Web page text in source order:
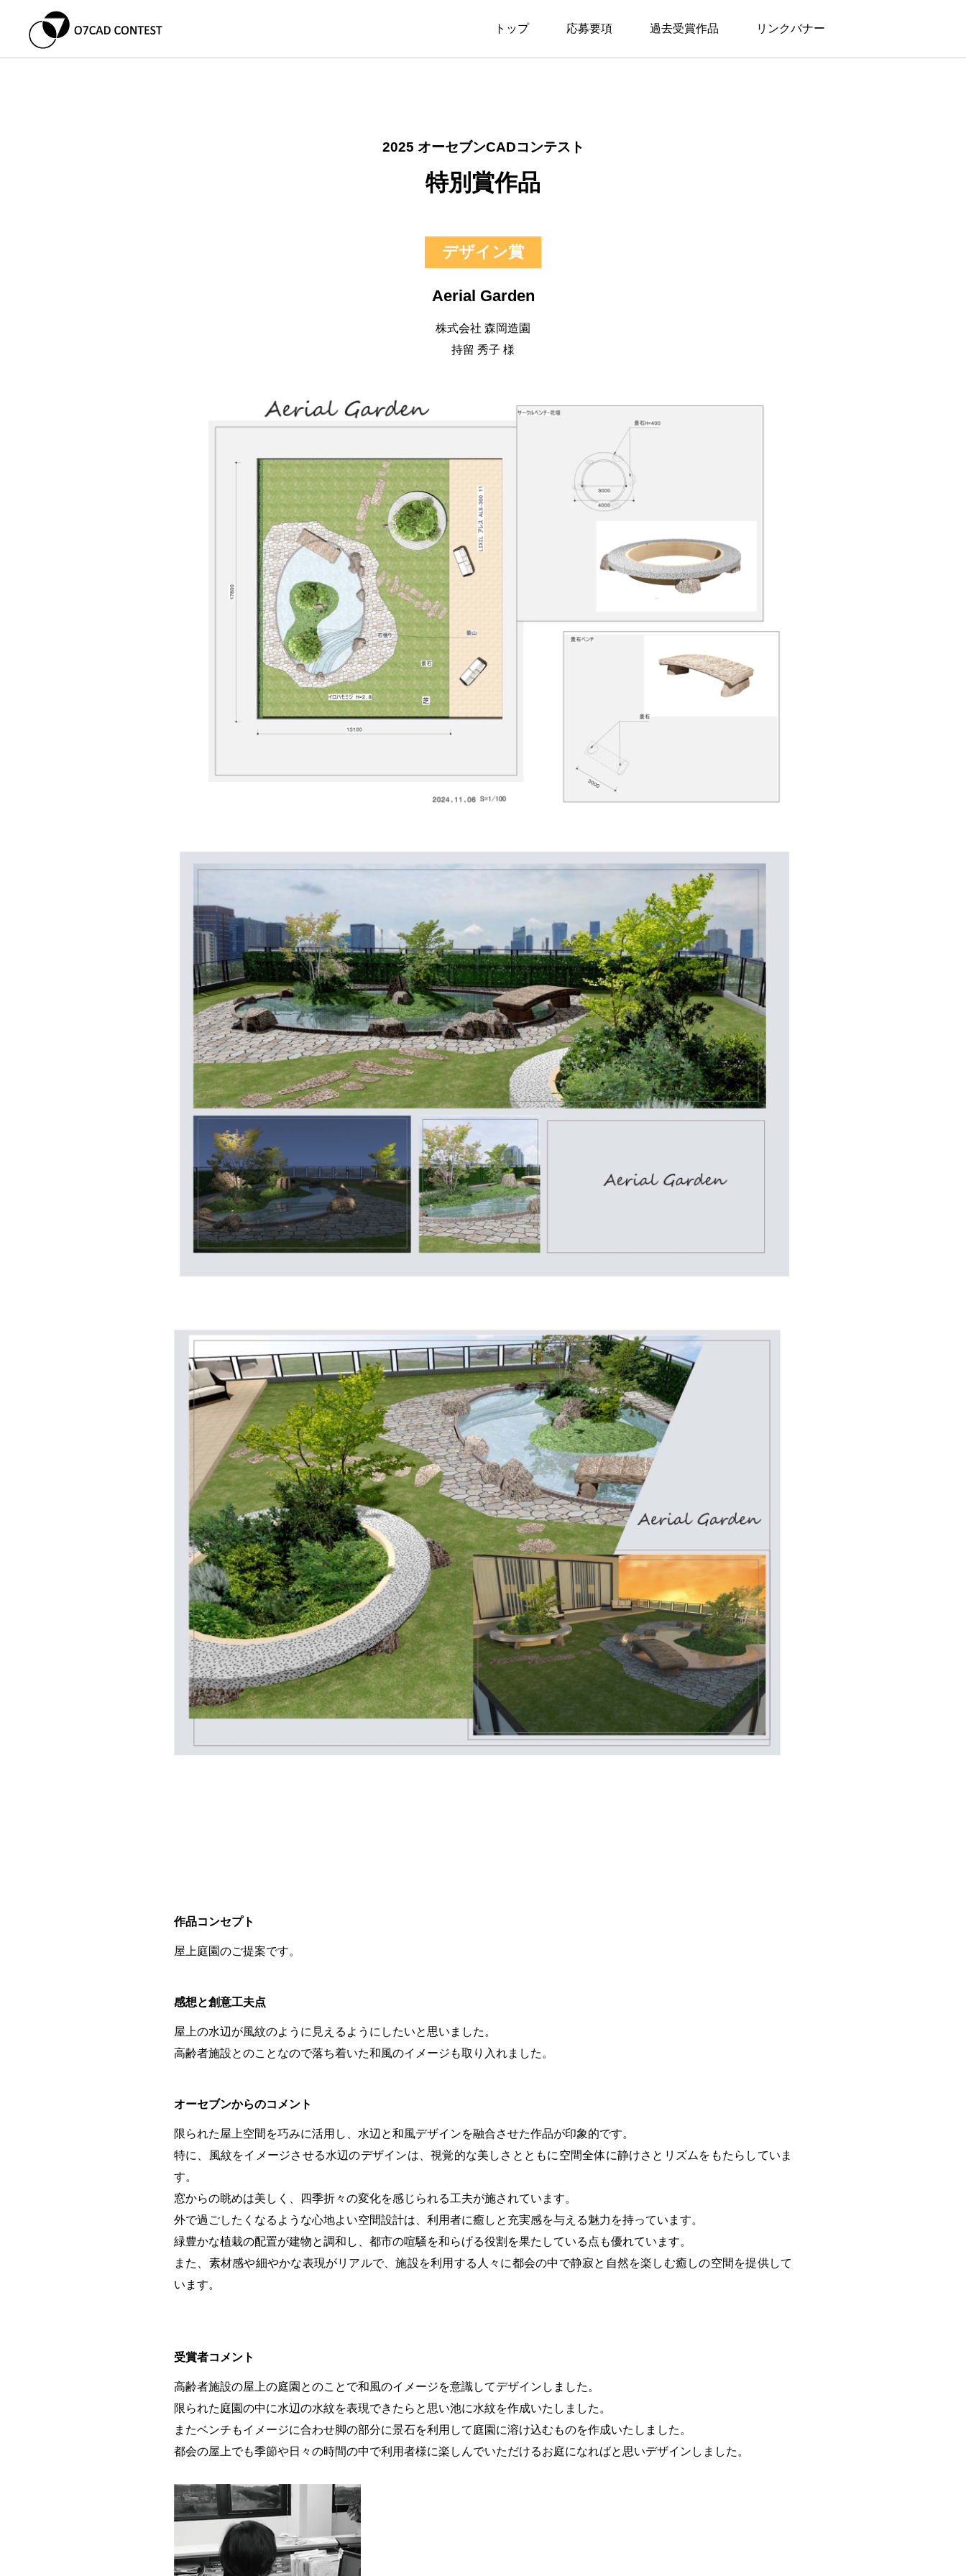
トップ 応募要項 過去受賞作品 リンクバナー
2025 オーセブンCADコンテスト
特別賞作品
デザイン賞
Aerial Garden
株式会社 森岡造園
持留 秀子 様
作品コンセプト
屋上庭園のご提案です。
感想と創意工夫点
屋上の水辺が風紋のように見えるようにしたいと思いました。
高齢者施設とのことなので落ち着いた和風のイメージも取り入れました。
オーセブンからのコメント
限られた屋上空間を巧みに活用し、水辺と和風デザインを融合させた作品が印象的です。
特に、風紋をイメージさせる水辺のデザインは、視覚的な美しさとともに空間全体に静けさとリズムをもたらしていま
す。
窓からの眺めは美しく、四季折々の変化を感じられる工夫が施されています。
外で過ごしたくなるような心地よい空間設計は、利用者に癒しと充実感を与える魅力を持っています。
緑豊かな植栽の配置が建物と調和し、都市の喧騒を和らげる役割を果たしている点も優れています。
また、素材感や細やかな表現がリアルで、施設を利用する人々に都会の中で静寂と自然を楽しむ癒しの空間を提供して
います。
受賞者コメント
高齢者施設の屋上の庭園とのことで和風のイメージを意識してデザインしました。
限られた庭園の中に水辺の水紋を表現できたらと思い池に水紋を作成いたしました。
またベンチもイメージに合わせ脚の部分に景石を利用して庭園に溶け込むものを作成いたしました。
都会の屋上でも季節や日々の時間の中で利用者様に楽しんでいただけるお庭になればと思いデザインしました。